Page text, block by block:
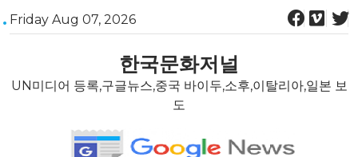
Skip
to
Friday Aug 07, 2026
한국문화저널
UN미디어 등록,구글뉴스,중국 바이두,소후,이탈리아,일본 보
도